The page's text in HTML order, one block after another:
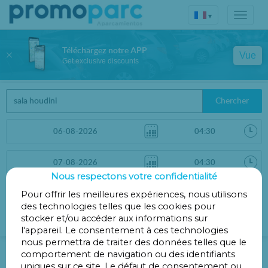
▾
Chercher
Trier par
Distance
Filtres
Parking Salle Houdini
Nous respectons votre confidentialité
Pour offrir les meilleures expériences, nous utilisons
des technologies telles que les cookies pour
stocker et/ou accéder aux informations sur
l'appareil. Le consentement à ces technologies
nous permettra de traiter des données telles que le
comportement de navigation ou des identifiants
Téléchargez notre APP
Get exclusive discounts
Vue